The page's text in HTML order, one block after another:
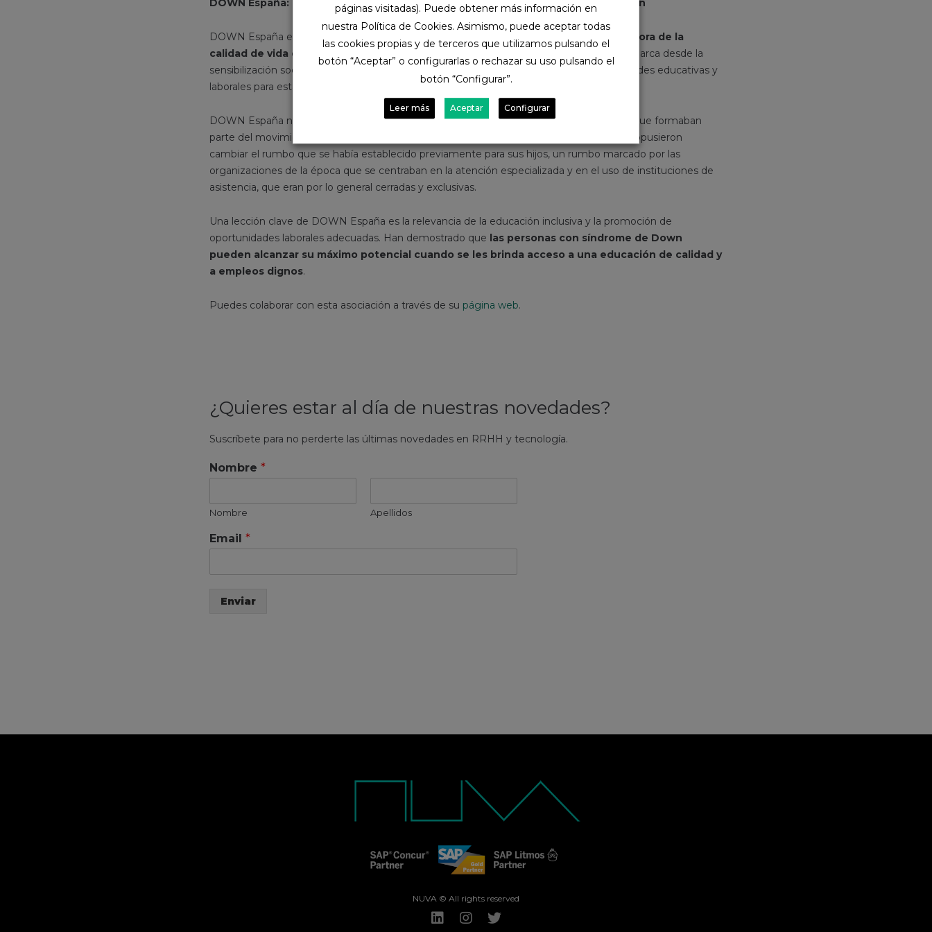
DOWN España: defendiendo los derechos de las personas con síndrome de Down
DOWN España es una organización dedicada a la
promoción de los derechos y la mejora de la
calidad de vida de las personas con síndrome de Down y sus familias
. Su misión abarca desde la
sensibilización social hasta la defensa de políticas inclusivas y la promoción de oportunidades educativas y
laborales para estas personas.
DOWN España nace como resultado de la iniciativa impulsada por un grupo de familias que formaban
parte del movimiento asociativo. A mediados de la década de los 70, estas familias se propusieron
cambiar el rumbo que se había establecido previamente para sus hijos, un rumbo marcado por las
organizaciones de la época que se centraban en la atención especializada y en el uso de instituciones de
asistencia, que eran por lo general cerradas y exclusivas.
Una lección clave de DOWN España es la relevancia de la educación inclusiva y la promoción de
oportunidades laborales adecuadas. Han demostrado que las personas con síndrome de Down
pueden alcanzar su máximo potencial cuando se les brinda acceso a una educación de calidad y
a empleos dignos.
Puedes colaborar con esta asociación a través de su página web.
¿Quieres estar al día de nuestras novedades?
Suscríbete para no perderte las últimas novedades en RRHH y tecnología.
Nombre *
Nombre Apellidos
Email *
Enviar
NUVA © All rights reserved
páginas visitadas). Puede obtener más información en
nuestra Política de Cookies. Asimismo, puede aceptar todas
las cookies propias y de terceros que utilizamos pulsando el
botón “Aceptar” o configurarlas o rechazar su uso pulsando el
botón “Configurar”.
Leer más Aceptar Configurar